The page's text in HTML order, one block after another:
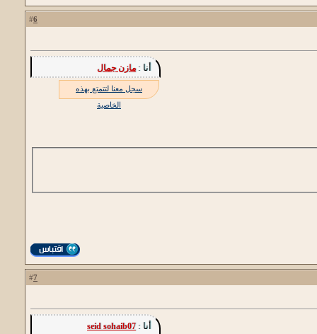
6
أنا :مازن جمال
سجل معنا لتتمتع بهذه
الخاصية
7
أنا :seid sohaib07